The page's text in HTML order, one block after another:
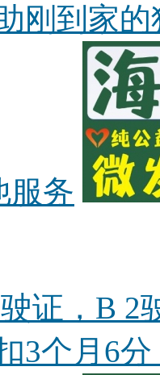
刚到家的
服务
证，B 2
3个月6分